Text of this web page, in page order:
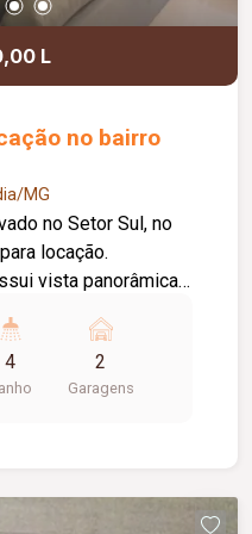
L
no bairro
MG
no Setor Sul, no
locação.
vista panorâmica
além de fechadura
de lavabo com
sala ampla em dois
e tela de proteção.
4 2
Garagens